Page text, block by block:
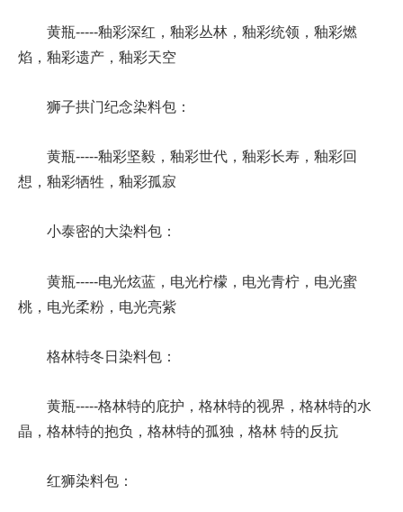
黄瓶-----釉彩深红，釉彩丛林，釉彩统领，釉彩燃
焰，釉彩遗产，釉彩天空
狮子拱门纪念染料包：
黄瓶-----釉彩坚毅，釉彩世代，釉彩长寿，釉彩回
想，釉彩牺牲，釉彩孤寂
小泰密的大染料包：
黄瓶-----电光炫蓝，电光柠檬，电光青柠，电光蜜
桃，电光柔粉，电光亮紫
格林特冬日染料包：
黄瓶-----格林特的庇护，格林特的视界，格林特的水
晶，格林特的抱负，格林特的孤独，格林 特的反抗
红狮染料包：